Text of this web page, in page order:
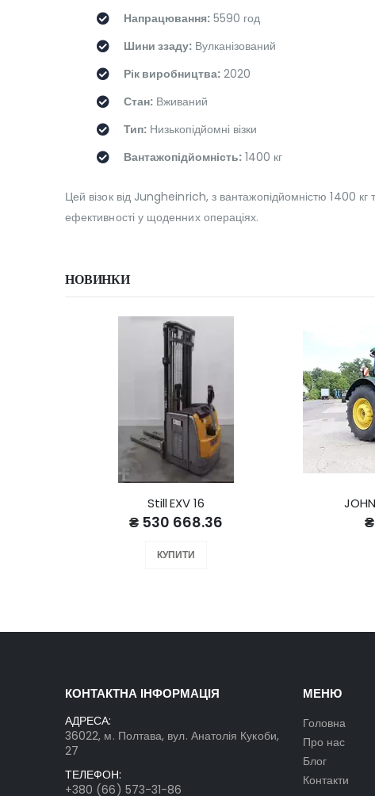
Напрацювання: 5590 год
Шини ззаду: Вулканізований
Рік виробництва: 2020
Стан: Вживаний
Тип: Низькопідйомні візки
Вантажопідйомність: 1400 кг
Цей візок від Jungheinrich, з вантажопідйомністю 1400 кг
ефективності у щоденних операціях.
НОВИНКИ
Still EXV 16
₴ 530 668.36
КУПИТИ
КОНТАКТНА ІНФОРМАЦІЯ
АДРЕСА:
36022, м. Полтава, вул. Анатолія Кукоби,
27
ТЕЛЕФОН:
+380 (66) 573-31-86
МЕНЮ
Головна
Про нас
Блог
Контакти